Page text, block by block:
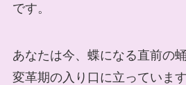
です。
あなたは今、蝶になる直前の
変革期の入り口に立っていま